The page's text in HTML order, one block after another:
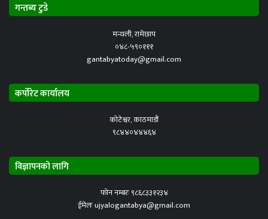
गन्तब्य टुडे
मन्थली, रामेछाप
०४८-५९०१११
gantabyatoday@gmail.com
कर्पोरेट कार्यालय
कोटेश्वर, काठमाडौं
९८४४०४४४६४
विज्ञापनको लागि
फोन नम्बरः ९८६८३३१२३४
ईमेलः ujyalogantabya@gmail.com